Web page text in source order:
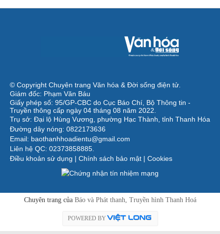
© Copyright Chuyên trang Văn hóa & Đời sống điện tử.
Giám đốc: Phạm Văn Báu
Giấy phép số: 95/GP-CBC do Cục Báo Chí, Bộ Thông tin -
Truyền thông cấp ngày 04 tháng 08 năm 2022.
Trụ sở: Đại lộ Hùng Vương, phường Hạc Thành, tỉnh Thanh Hóa
Đường dây nóng: 0822173636
Email: baothanhhoadientu@gmail.com
Liên hệ QC: 02373858885.
Điều khoản sử dụng | Chính sách bảo mật | Cookies
Chuyên trang của Báo và Phát thanh, Truyền hình Thanh Hoá
POWERED BY